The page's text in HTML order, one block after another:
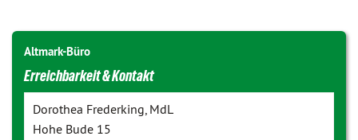
Altmark-Büro
Erreichbarkeit & Kontakt
Dorothea Frederking, MdL
Hohe Bude 15